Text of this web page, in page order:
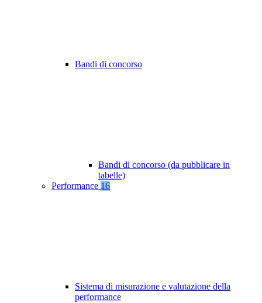
Bandi di concorso
Bandi di concorso (da pubblicare in
tabelle)
Performance 16
Sistema di misurazione e valutazione della
performance